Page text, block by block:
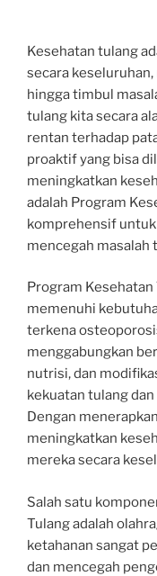
Kesehatan tulang
secara
hingga timbul
tulang kita secara
rentan terhadap
proaktif yang bisa
meningkatkan
adalah Program
komprehensif
mencegah masalah
Program
memenuhi
terkena
menggabungkan
nutrisi, dan
kekuatan tulang
Dengan
meningkatkan
mereka secara
Salah satu
Tulang adalah
ketahanan sangat
dan mencegah